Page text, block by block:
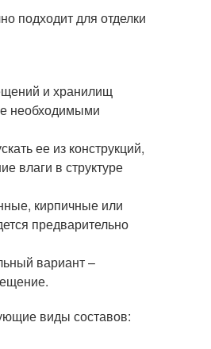
подходит для отделки
и хранилищ
необходимыми
ее из конструкций,
влаги в структуре
кирпичные или
предварительно
вариант –
виды составов: